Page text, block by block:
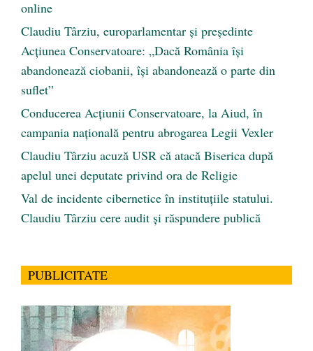
online
Claudiu Târziu, europarlamentar și președinte
Acțiunea Conservatoare: „Dacă România își
abandonează ciobanii, își abandonează o parte din
suflet”
Conducerea Acțiunii Conservatoare, la Aiud, în
campania națională pentru abrogarea Legii Vexler
Claudiu Târziu acuză USR că atacă Biserica după
apelul unei deputate privind ora de Religie
Val de incidente cibernetice în instituțiile statului.
Claudiu Târziu cere audit și răspundere publică
PUBLICITATE